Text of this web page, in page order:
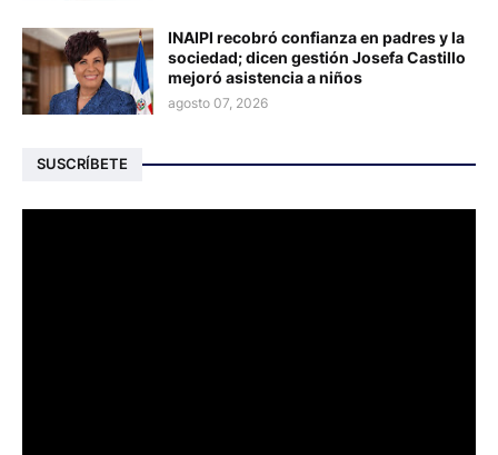
INAIPI recobró confianza en padres y la
sociedad; dicen gestión Josefa Castillo
mejoró asistencia a niños
agosto 07, 2026
SUSCRÍBETE